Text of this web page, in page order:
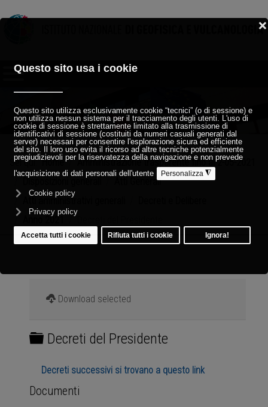
Sei qui:Home
Amministrazione trasparente fino al 2-05-2021
Disposizioni generali
Atti Generali
Atti amministrativi generali
Anno 2021
Download selected
Cartella
Decreti del Presidente
Decreti successivi si trovano a questo link
Documenti